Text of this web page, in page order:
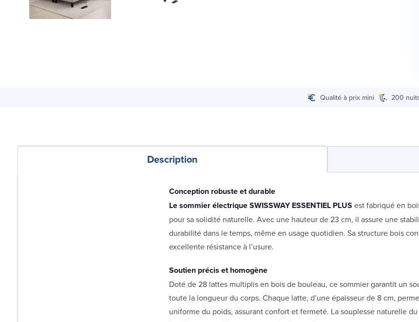
Qualité à prix mini 200
Description
Conception robuste et durable
Le sommier électrique SWISSWAY ESSENTIEL PLUS est fabriqué en
pour sa solidité naturelle. Avec une hauteur de 23 cm, il assure une
durabilité dans le temps, même en usage quotidien. Sa structure bois
excellente résistance à l’usure.
Soutien précis et homogène
Doté de 28 lattes multiplis en bois de bouleau, ce sommier garantit un
toute la longueur du corps. Chaque latte, d’une épaisseur de 8 cm,
uniforme du poids, assurant confort et fermeté. La souplesse naturelle